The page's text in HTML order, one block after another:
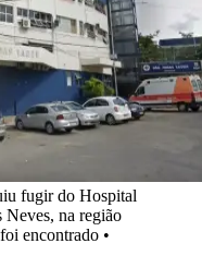
fugir do Hospital
Neves, na região
encontrado •